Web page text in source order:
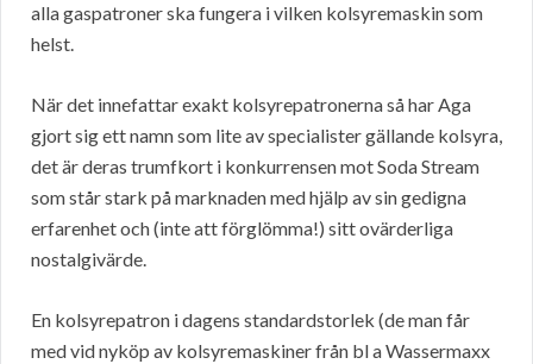
alla gaspatroner ska fungera i vilken kolsyremaskin som
helst.
När det innefattar exakt kolsyrepatronerna så har Aga
gjort sig ett namn som lite av specialister gällande kolsyra,
det är deras trumfkort i konkurrensen mot Soda Stream
som står stark på marknaden med hjälp av sin gedigna
erfarenhet och (inte att förglömma!) sitt ovärderliga
nostalgivärde.
En kolsyrepatron i dagens standardstorlek (de man får
med vid nyköp av kolsyremaskiner från bl a Wassermaxx